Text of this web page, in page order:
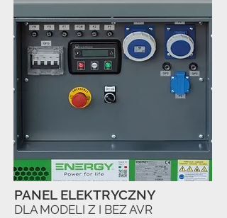
PANEL ELEKTRYCZNY
DLA MODELI Z I BEZ AVR